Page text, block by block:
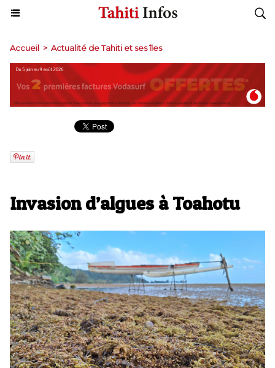
Accueil > Actualité de Tahiti et ses îles
Invasion d’algues à Toahotu